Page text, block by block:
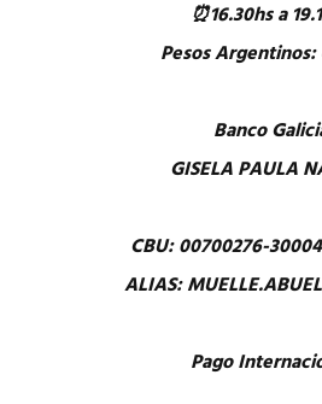
⏰16.30hs a
Pesos
Banco
GISELA PAULA
CBU: 00700276-
ALIAS:
Pago